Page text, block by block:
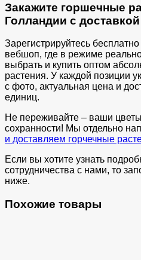
Закажите горшечные
Голландии с
Зарегистрируйтесь
вебшоп, где в режиме
выбрать и купить оптом
растения. У каждой позиции
с фото, актуальная цена и
единиц.
Не переживайте – ваши
сохранности! Мы отдельно
и доставляем горчечные
Если вы хотите узнать
сотрудничества с нами, то
ниже.
Похожие товары